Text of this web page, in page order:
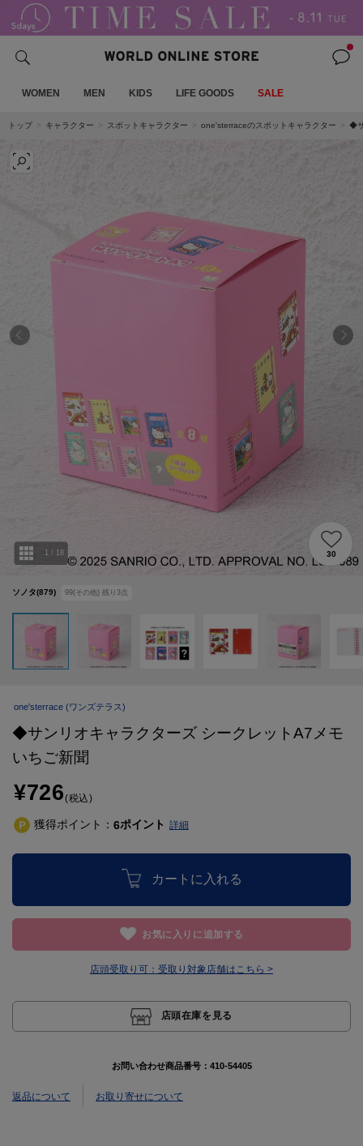
WOMEN MEN KIDS LIFE GOODS SALE
トップ キャラクター スポットキャラクター one'sterraceのスポットキャラクター ◆
ソノタ(879) 99(その他) 残り 3点
1 / 18 30
one'sterrace (ワンズテラス)
◆サンリオキャラクターズ シークレットA7メモ
いちご新聞
¥726(税込)
獲得ポイント： 6ポイント 詳細
カートに入れる
お気に入りに追加する
店頭受取り可： 受取り対象店舗はこちら >
店頭在庫を見る
お問い合わせ商品番号： 410-54405
返品について お取り寄せについて